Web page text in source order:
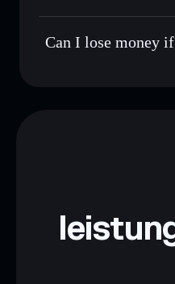
Can I lose money